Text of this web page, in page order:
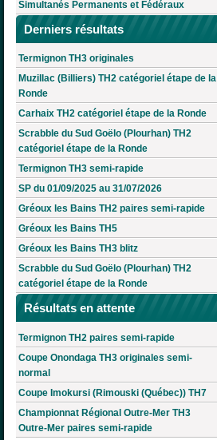
Simultanés Permanents et Fédéraux
Derniers résultats
Termignon TH3 originales
Muzillac (Billiers) TH2 catégoriel étape de la
Ronde
Carhaix TH2 catégoriel étape de la Ronde
Scrabble du Sud Goëlo (Plourhan) TH2
catégoriel étape de la Ronde
Termignon TH3 semi-rapide
SP du 01/09/2025 au 31/07/2026
Gréoux les Bains TH2 paires semi-rapide
Gréoux les Bains TH5
Gréoux les Bains TH3 blitz
Scrabble du Sud Goëlo (Plourhan) TH2
catégoriel étape de la Ronde
Résultats en attente
Termignon TH2 paires semi-rapide
Coupe Onondaga TH3 originales semi-
normal
Coupe Imokursi (Rimouski (Québec)) TH7
Championnat Régional Outre-Mer TH3
Outre-Mer paires semi-rapide